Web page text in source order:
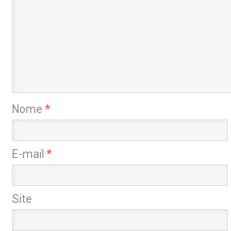
Nome *
E-mail *
Site